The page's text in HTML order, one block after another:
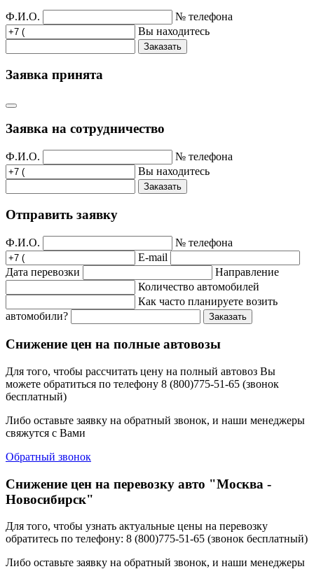
Ф.И.О.
№ телефона
Вы находитесь
Заказать
Заявка принята
Заявка на сотрудничество
Ф.И.О.
№ телефона
Вы находитесь
Заказать
Отправить заявку
Ф.И.О.
№ телефона
E-mail
Дата перевозки
Направление
Количество автомобилей
Как часто планируете возить
автомобили?
Заказать
Снижение цен на полные автовозы
Для того, чтобы рассчитать цену на полный автовоз Вы
можете обратиться по телефону 8 (800)775-51-65 (звонок
бесплатный)
Либо оставьте заявку на обратный звонок, и наши менеджеры
свяжутся с Вами
Обратный звонок
Снижение цен на перевозку авто "Москва -
Новосибирск"
Для того, чтобы узнать актуальные цены на перевозку
обратитесь по телефону: 8 (800)775-51-65 (звонок бесплатный)
Либо оставьте заявку на обратный звонок, и наши менеджеры